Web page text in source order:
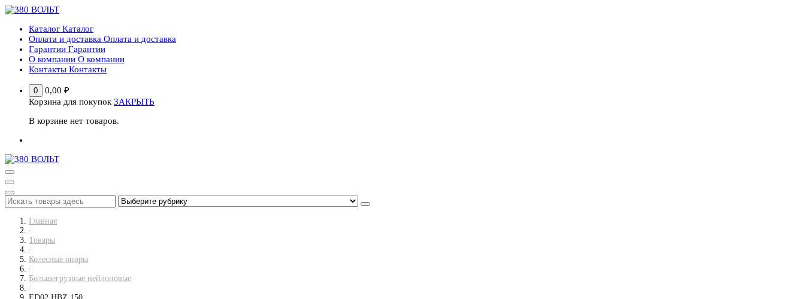
Перейти
содержимому
Каталог Каталог
Оплата и доставка Оплата и доставка
Гарантии Гарантии
О компании О компании
Контакты Контакты
0 0,00 ₽
Корзина для покупок ЗАКРЫТЬ
В корзине нет товаров.
Главная
/
Товары
/
Колесные опоры
/
Большегрузные нейлоновые
/